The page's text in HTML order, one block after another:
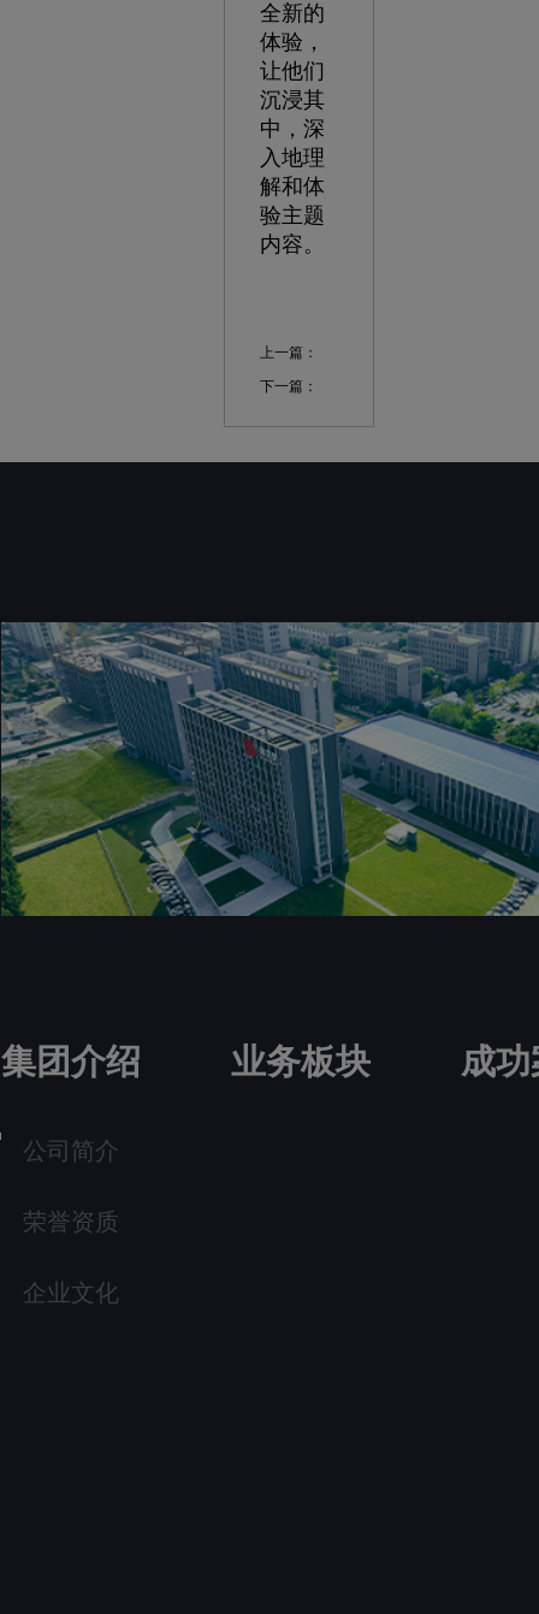
全新的
体验，
让他们
沉浸其
中，深
入地理
解和体
验主题
内容。
上一篇：
下一篇：
集团介绍
公司简介
荣誉资质
企业文化
业务板块 成